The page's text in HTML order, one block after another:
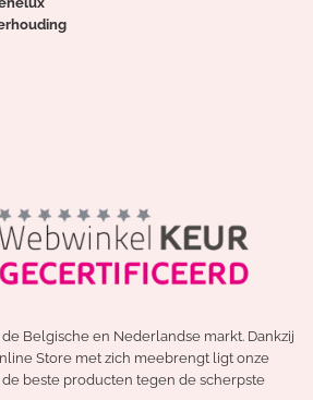
Belgische en Nederlandse markt. Dankzij
Store met zich meebrengt ligt onze
beste producten tegen de scherpste